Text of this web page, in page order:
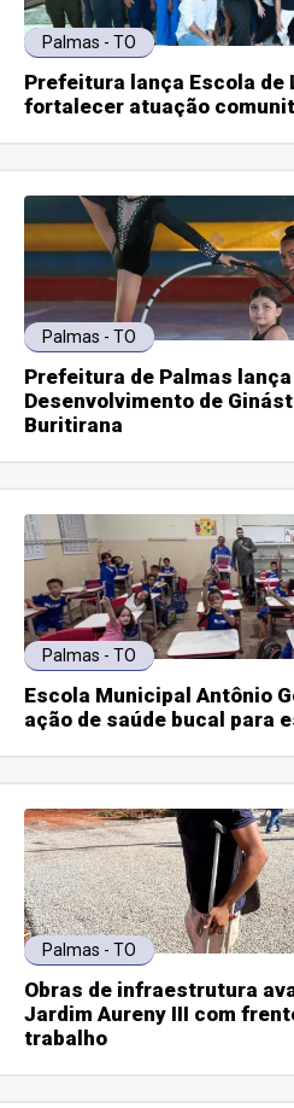
Palmas - TO
Prefeitura lança Escola de
fortalecer atuação
Palmas - TO
Prefeitura de Palmas
Desenvolvimento de
Buritirana
Palmas - TO
Escola Municipal Antônio
ação de saúde bucal para
Palmas - TO
Obras de infraestrutura
Jardim Aureny III com
trabalho